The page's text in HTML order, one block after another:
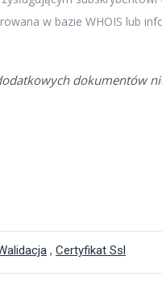
w bazie WHOIS lub
dokumentów
, Certyfikat Ssl